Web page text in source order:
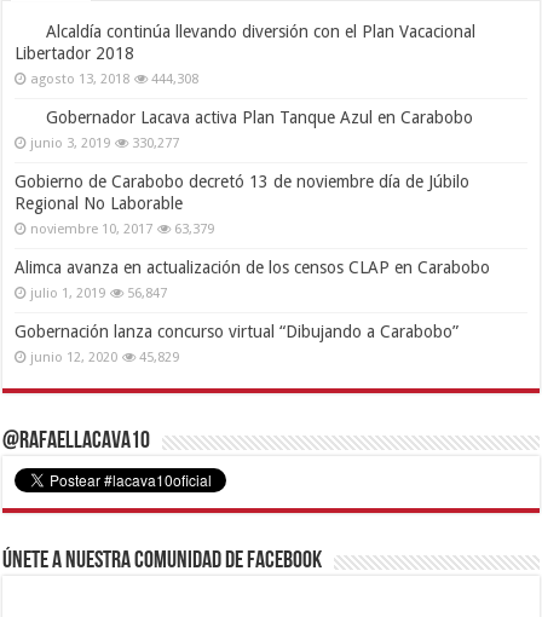
Alcaldía continúa llevando diversión con el Plan Vacacional
Libertador 2018
agosto 13, 2018 444,308
Gobernador Lacava activa Plan Tanque Azul en Carabobo
junio 3, 2019 330,277
Gobierno de Carabobo decretó 13 de noviembre día de Júbilo
Regional No Laborable
noviembre 10, 2017 63,379
Alimca avanza en actualización de los censos CLAP en Carabobo
julio 1, 2019 56,847
Gobernación lanza concurso virtual “Dibujando a Carabobo”
junio 12, 2020 45,829
@RafaelLacava10
Únete a nuestra comunidad de Facebook